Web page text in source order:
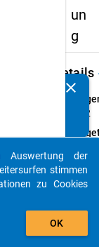
un
g
Details
03.2
clear
auto_stories
add_shopping_cart
Auswertung der
stimmen
zu Cookies
OK